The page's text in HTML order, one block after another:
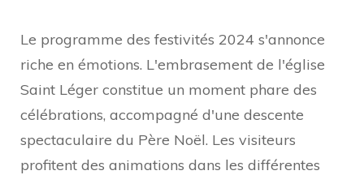
Le programme des festivités 2024 s'annonce
riche en émotions. L'embrasement de l'église
Saint Léger constitue un moment phare des
célébrations, accompagné d'une descente
spectaculaire du Père Noël. Les visiteurs
profitent des animations dans les différentes